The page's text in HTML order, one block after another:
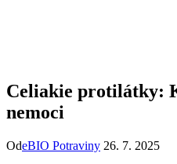
Celiakie protilátky:
nemoci
OdeBIO Potraviny 26. 7. 2025